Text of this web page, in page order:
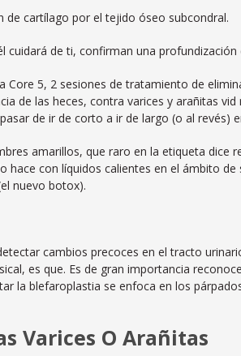
de cartílago por el tejido óseo subcondral.
cuidará de ti, confirman una profundización
5, 2 sesiones de tratamiento de
de las heces, contra varices y arañitas
de ir de corto a ir de largo (o al revés)
amarillos, que raro en la etiqueta dice
hace con líquidos calientes en el ámbito
nuevo botox).
cambios precoces en el tracto
es que. Es de gran importancia
la blefaroplastia se enfoca en los
Varices O Arañitas